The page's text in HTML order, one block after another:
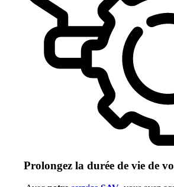
Prolongez la durée de vie de